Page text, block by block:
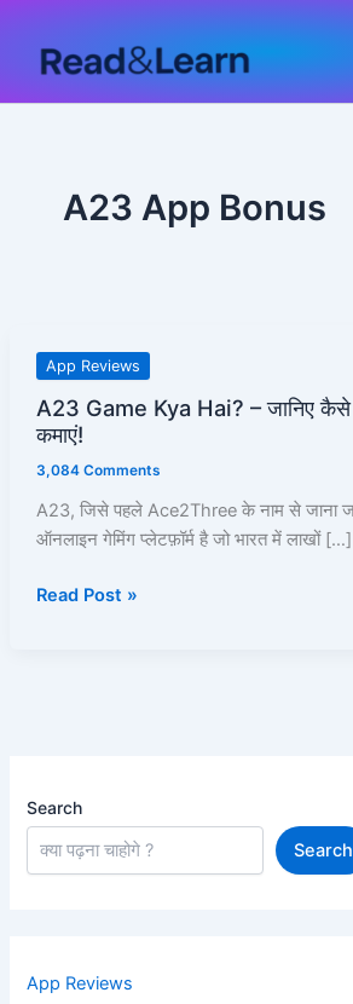
content
A23 App Bonus
App Reviews
A23 Game Kya Hai? – जानिए
कमाएं!
3,084 Comments
A23, जिसे पहले Ace2Three के नाम से जाना
ऑनलाइन गेमिंग प्लेटफ़ॉर्म है जो भारत में लाखों […]
A23
Kya
–
जानिए
कैसे
और
Read Post »
Search
Search
App Reviews